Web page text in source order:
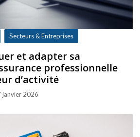
Secteurs & Entreprises
et adapter sa
professionnelle
d’activité
janvier 2026